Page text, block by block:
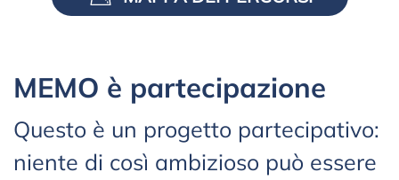
MEMO è partecipazione
Questo è un progetto partecipativo:
niente di così ambizioso può essere